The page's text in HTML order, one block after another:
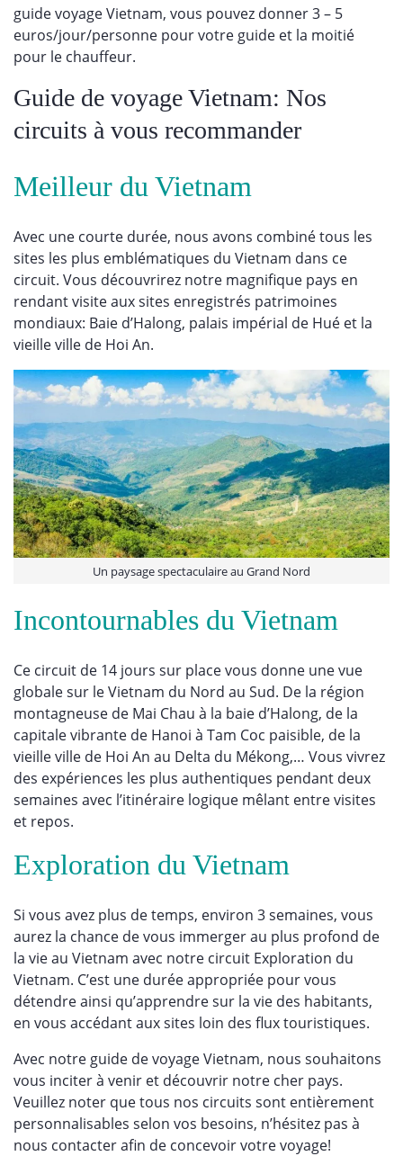
guide voyage Vietnam, vous pouvez donner 3 – 5
euros/jour/personne pour votre guide et la moitié
pour le chauffeur.
Guide de voyage Vietnam: Nos
circuits à vous recommander
Meilleur du Vietnam
Avec une courte durée, nous avons combiné tous les
sites les plus emblématiques du Vietnam dans ce
circuit. Vous découvrirez notre magnifique pays en
rendant visite aux sites enregistrés patrimoines
mondiaux: Baie d’Halong, palais impérial de Hué et la
vieille ville de Hoi An.
Un paysage spectaculaire au Grand Nord
Incontournables du Vietnam
Ce circuit de 14 jours sur place vous donne une vue
globale sur le Vietnam du Nord au Sud. De la région
montagneuse de Mai Chau à la baie d’Halong, de la
capitale vibrante de Hanoi à Tam Coc paisible, de la
vieille ville de Hoi An au Delta du Mékong,… Vous vivrez
des expériences les plus authentiques pendant deux
semaines avec l’itinéraire logique mêlant entre visites
et repos.
Exploration du Vietnam
Si vous avez plus de temps, environ 3 semaines, vous
aurez la chance de vous immerger au plus profond de
la vie au Vietnam avec notre circuit Exploration du
Vietnam. C’est une durée appropriée pour vous
détendre ainsi qu’apprendre sur la vie des habitants,
en vous accédant aux sites loin des flux touristiques.
Avec notre guide de voyage Vietnam, nous souhaitons
vous inciter à venir et découvrir notre cher pays.
Veuillez noter que tous nos circuits sont entièrement
personnalisables selon vos besoins, n’hésitez pas à
nous contacter afin de concevoir votre voyage!